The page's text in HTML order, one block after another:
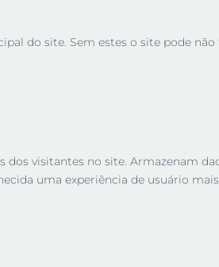
do site. Sem estes o site pode
dos visitantes no site.
uma experiência de usuário